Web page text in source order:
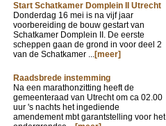
Start Schatkamer Domplein II Utrecht
Donderdag 16 mei is na vijf jaar
voorbereiding de bouw gestart van
Schatkamer Domplein II. De eerste
scheppen gaan de grond in voor deel 2
van de Schatkamer ...[meer]
Raadsbrede instemming
Na een marathonzitting heeft de
gemeenteraad van Utrecht om ca 02.00
uur 's nachts het ingediende
amendement mbt garantstelling voor het